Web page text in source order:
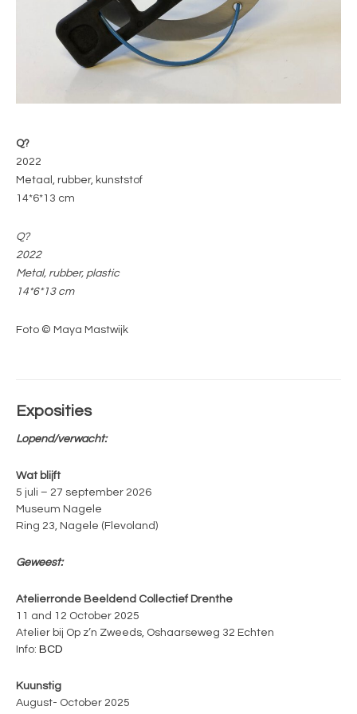
Q?
2022
Metaal, rubber, kunststof
14*6*13 cm
Q?
2022
Metal, rubber, plastic
14*6*13 cm
Foto © Maya Mastwijk
Exposities
Lopend/verwacht:
Wat blijft
5 juli – 27 september 2026
Museum Nagele
Ring 23, Nagele (Flevoland)
Geweest:
Atelierronde Beeldend Collectief Drenthe
11 and 12 October 2025
Atelier bij Op z’n Zweeds, Oshaarseweg 32 Echten
Info: BCD
Kuunstig
August- October 2025